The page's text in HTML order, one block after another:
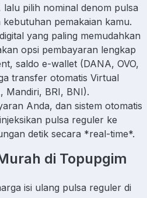
pilih nominal denom pulsa
pemakaian kamu.
yang paling memudahkan
opsi pembayaran lengkap
saldo e-wallet (DANA, OVO,
transfer otomatis Virtual
Mandiri, BRI, BNI).
Anda, dan sistem otomatis
pulsa reguler ke
detik secara *real-time*.
di Topupgim
isi ulang pulsa reguler di